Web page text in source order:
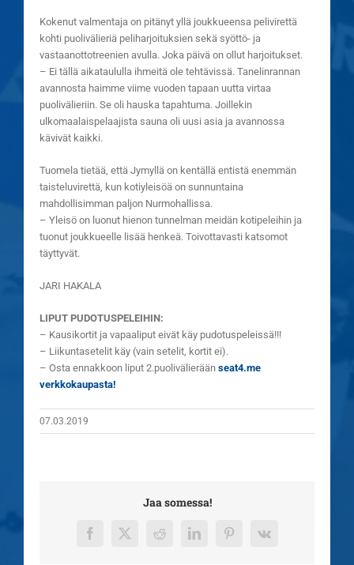
Kokenut valmentaja on pitänyt yllä joukkueensa pelivirettä
kohti puolivälieriä peliharjoituksien sekä syöttö- ja
vastaanottotreenien avulla. Joka päivä on ollut harjoitukset.
– Ei tällä aikataululla ihmeitä ole tehtävissä. Tanelinrannan
avannosta haimme viime vuoden tapaan uutta virtaa
puolivälieriin. Se oli hauska tapahtuma. Joillekin
ulkomaalaispelaajista sauna oli uusi asia ja avannossa
kävivät kaikki.
Tuomela tietää, että Jymyllä on kentällä entistä enemmän
taisteluvirettä, kun kotiyleisöä on sunnuntaina
mahdollisimman paljon Nurmohallissa.
– Yleisö on luonut hienon tunnelman meidän kotipeleihin ja
tuonut joukkueelle lisää henkeä. Toivottavasti katsomot
täyttyvät.
JARI HAKALA
LIPUT PUDOTUSPELEIHIN:
– Kausikortit ja vapaaliput eivät käy pudotuspeleissä!!!
– Liikuntasetelit käy (vain setelit, kortit ei).
– Osta ennakkoon liput 2.puolivälierään seat4.me
verkkokaupasta!
07.03.2019
Jaa somessa!
Facebook
X RedditLinkedInPinterest
Vk